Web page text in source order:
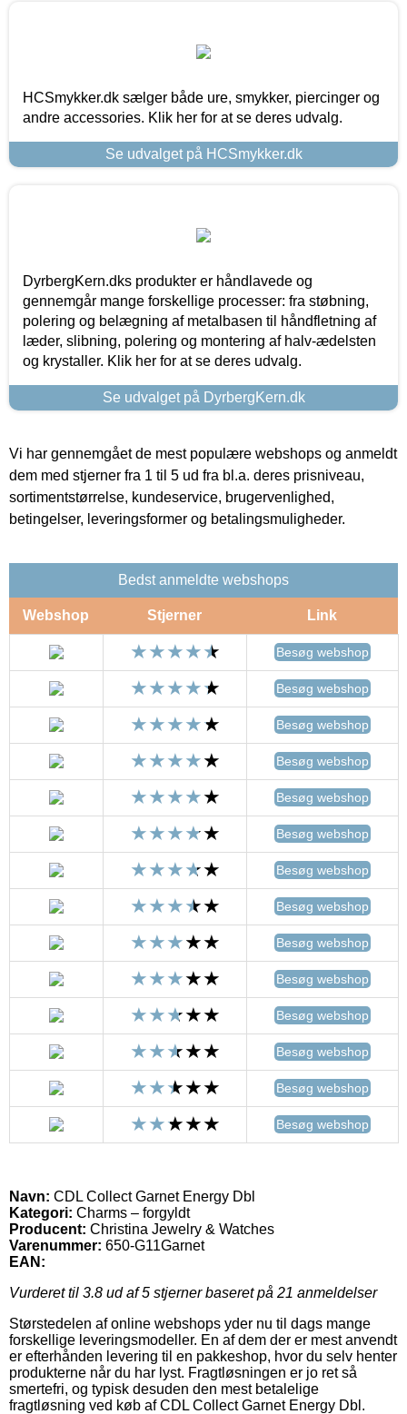
HCSmykker.dk sælger både ure, smykker, piercinger og
andre accessories. Klik her for at se deres udvalg.
Se udvalget på HCSmykker.dk
DyrbergKern.dks produkter er håndlavede og
gennemgår mange forskellige processer: fra støbning,
polering og belægning af metalbasen til håndfletning af
læder, slibning, polering og montering af halv-ædelsten
og krystaller. Klik her for at se deres udvalg.
Se udvalget på DyrbergKern.dk
Vi har gennemgået de mest populære webshops og anmeldt
dem med stjerner fra 1 til 5 ud fra bl.a. deres prisniveau,
sortimentstørrelse, kundeservice, brugervenlighed,
betingelser, leveringsformer og betalingsmuligheder.
Bedst anmeldte webshops
Webshop Stjerner Link
Besøg webshop
Besøg webshop
Besøg webshop
Besøg webshop
Besøg webshop
Besøg webshop
Besøg webshop
Besøg webshop
Besøg webshop
Besøg webshop
Besøg webshop
Besøg webshop
Besøg webshop
Besøg webshop
Navn: CDL Collect Garnet Energy Dbl
Kategori: Charms – forgyldt
Producent: Christina Jewelry & Watches
Varenummer: 650-G11Garnet
EAN:
Vurderet til 3.8 ud af 5 stjerner baseret på 21 anmeldelser
Størstedelen af online webshops yder nu til dags mange
forskellige leveringsmodeller. En af dem der er mest anvendt
er efterhånden levering til en pakkeshop, hvor du selv henter
produkterne når du har lyst. Fragtløsningen er jo ret så
smertefri, og typisk desuden den mest betalelige
fragtløsning ved køb af CDL Collect Garnet Energy Dbl.